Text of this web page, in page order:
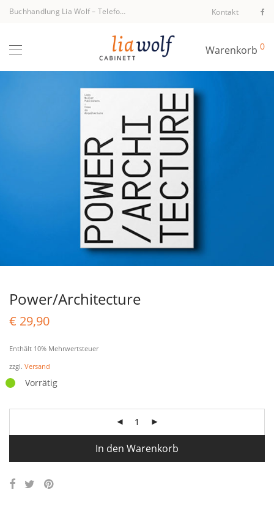
Buchhandlung Lia Wolf– Telefon +43 1 512 40 94 Kontakt
Warenkorb 0
Power/Architecture
€ 29,90
Enthält 10% Mehrwertsteuer
zzgl. Versand
Vorrätig
In den Warenkorb